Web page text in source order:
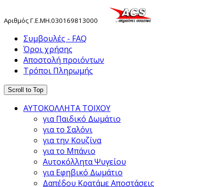
ΑριθμόςΓ.Ε.ΜΗ.030169813000
Συμβουλές - FAQ
Όροι χρήσης
Αποστολή προιόντων
Τρόποι Πληρωμής
Scroll to Top
ΑΥΤΟΚΟΛΛΗΤΑ ΤΟΙΧΟΥ
για Παιδικό Δωμάτιο
για το Σαλόνι
για την Κουζίνα
για το Μπάνιο
Αυτοκόλλητα Ψυγείου
για Εφηβικό Δωμάτιο
Δαπέδου Κρατάμε Αποστάσεις